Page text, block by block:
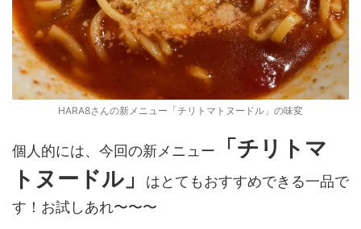
HARA8さんの新メニュー「チリトマトヌードル」の味変
個人的には、今回の新メニュー
「チリトマ
トヌードル」
はとてもおすすめできる一品で
す！お試しあれ〜〜〜